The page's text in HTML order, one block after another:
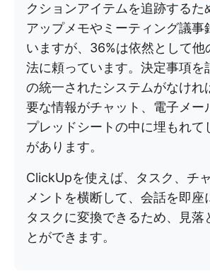
クションアイテムを追跡するた
アップメモやミーティング議事
いますが、36%は依然として他
法に頼っています。決定事項を
の統一されたシステムがなけれ
要な情報がチャット、電子メー
プレッドシートの中に埋もれて
があります。
ClickUpを使えば、タスク、チ
メントを横断して、会話を即座
タスクに変換できるため、見落
とができます。